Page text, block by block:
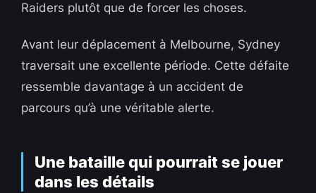
Raiders plutôt que de forcer les choses.
Avant leur déplacement à Melbourne, Sydney
traversait une excellente période. Cette défaite
ressemble davantage à un accident de
parcours qu’à une véritable alerte.
Une bataille qui pourrait se jouer
dans les détails